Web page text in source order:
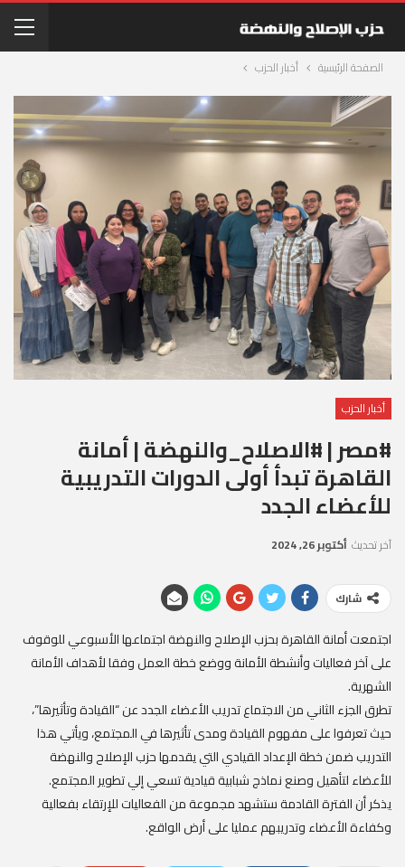
الصفحة الرئيسية أخبار الحزب
أخبار الحزب
#مصر | #الاصلاح_والنهضة | أمانة
القاهرة تبدأ أولى الدورات التدريبية
للأعضاء الجدد
آخر تحديث أكتوبر 26, 2024
شارك
اجتمعت أمانة القاهرة بحزب الإصلاح والنهضة اجتماعها الأسبوعي للوقوف
على آخر فعاليات وأنشطة الأمانة ووضع خطة العمل وفقا لأهداف الأمانة
الشهرية.
تطرق الجزء الثاني من الاجتماع تدريب الأعضاء الجدد عن “القيادة وتأثيرها”،
حيث تعرفوا على مفهوم القيادة ومدى تأثيرها في المجتمع، ويأتي هذا
التدريب ضمن خطة الإعداد القيادي التي يقدمها حزب الإصلاح والنهضة
للأعضاء لتأهيل وصنع نماذج شبابية قيادية تسعي إلي تطوير المجتمع.
يذكر أن الفترة القادمة ستشهد مجموعة من الفعاليات للإرتقاء بفعالية
وكفاءة الأعضاء وتدريبهم عمليا على أرض الواقع.